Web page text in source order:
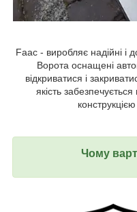
Faac - виробляє надійні і
Ворота оснащені
відкриватися і
якість
Чому